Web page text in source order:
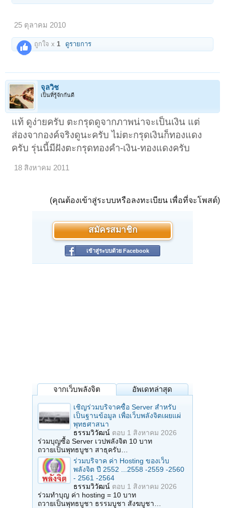
25 ตุลาคม 2010
ถูกใจ x1 ดูรายการ
จุลวิช
เป็นที่รู้จักกันดี
แท้ ดูง่ายครับ ตะกรุดดูจากภาพน่าจะเป็นเงิน แต่
ส่องจากองค์จริงดูนะครับ ไม่ตะกรุดเงินก็ทองแดง
ครับ รุ่นนี้มีฝังตะกรุดทองคำ-เงิน-ทองแดงครับ
18 สิงหาคม 2011
(คุณต้องเข้าสู่ระบบหรือลงทะเบียน เพื่อที่จะโพสต์)
สมัครสมาชิก
เข้าสู่ระบบด้วย Facebook
จากเว็บพลังจิต อัพเดทล่าสุด
เชิญร่วมบริจาคซื้อ Server สำหรับ
เป็นฐานข้อมูล เพื่อเว็บพลังจิตเผยแผ่
พุทธศาสนา
ธรรมวิวัฒน์ ตอบ 1 สิงหาคม 2026
ร่วมบุญซื้อ Server เวปพลังจิต 10 บาท
ถวายเป็นพุทธบูชา สาธุครับ…
ร่วมบริจาค ค่า Hosting ของเว็บ
พลังจิต ปี 2552 ...2558 -2559 -2560
- 2561 -2564
ธรรมวิวัฒน์ ตอบ 1 สิงหาคม 2026
ร่วมทำบุญ ค่า hosting = 10 บาท
ถวายเป็นพุทธบูชา ธรรมบูชา สังฆบูชา…